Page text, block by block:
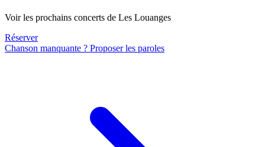
Voir les prochains concerts de Les Louanges
Réserver
Chanson manquante ? Proposer les paroles